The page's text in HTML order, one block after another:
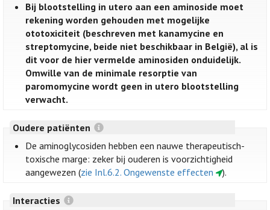
Bij blootstelling in utero aan een aminoside moet
rekening worden gehouden met mogelijke
ototoxiciteit (beschreven met kanamycine en
streptomycine, beide niet beschikbaar in België), al is
dit voor de hier vermelde aminosiden onduidelijk.
Omwille van de minimale resorptie van
paromomycine wordt geen in utero blootstelling
verwacht.
Oudere patiënten
De aminoglycosiden hebben een nauwe therapeutisch-
toxische marge: zeker bij ouderen is voorzichtigheid
aangewezen (zie Inl.6.2. Ongewenste effecten ).
Interacties